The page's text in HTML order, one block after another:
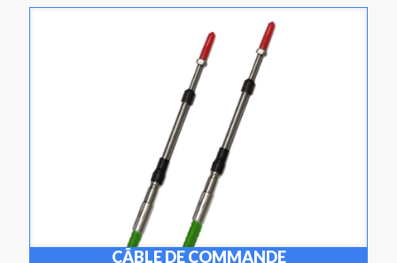
CÂBLE DE COMMANDE